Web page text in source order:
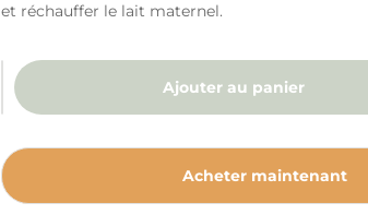
et réchauffer le lait maternel.
Ajouter au panier
Acheter maintenant